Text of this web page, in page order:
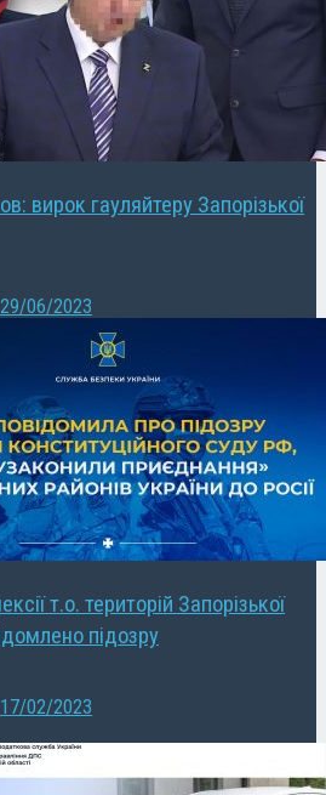
вирок гауляйтеру Запорізької
29/06/2023
т.о. територій Запорізької
підозру
17/02/2023